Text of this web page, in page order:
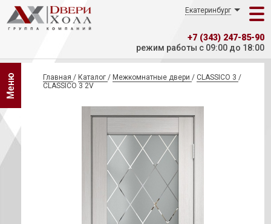
Екатеринбург
+7 (343) 247-85-90
режим работы с 09:00 до 18:00
Меню Главная / Каталог / Межкомнатные двери / CLASSICO 3 /
CLASSICO 3 2V